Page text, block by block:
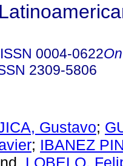
ISSN 0004-0622
2309-5806
Gustavo;
; IBANEZ
LOBELO,